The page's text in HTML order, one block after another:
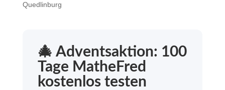
Quedlinburg
🎄 Adventsaktion: 100
Tage MatheFred
kostenlos testen